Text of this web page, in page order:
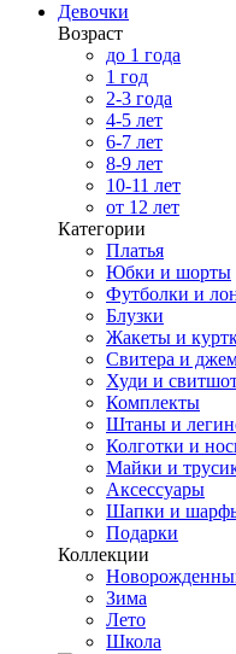
Девочки
Возраст
до 1 года
1 год
2-3 года
4-5 лет
6-7 лет
8-9 лет
10-11 лет
от 12 лет
Категории
Платья
Юбки и шорты
Футболки и
Блузки
Жакеты и
Свитера и
Худи и
Комплекты
Штаны и
Колготки и
Майки и
Аксессуары
Шапки и
Подарки
Коллекции
Зима
Лето
Школа